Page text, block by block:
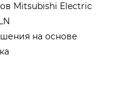
Mitsubishi Electric
на основе